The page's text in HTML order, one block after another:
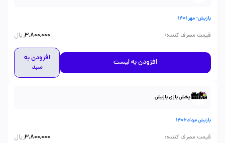
بازیش- مهر 1401
قیمت مصرف کننده:
3,800,000ریال
افزودن به لیست
افزودن به
سبد
پخش بازی بازیش
بازیش مرداد1402
قیمت مصرف کننده:
3,800,000ریال